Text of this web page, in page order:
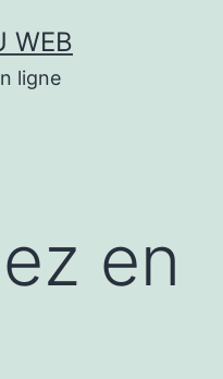
WEB
ligne
en